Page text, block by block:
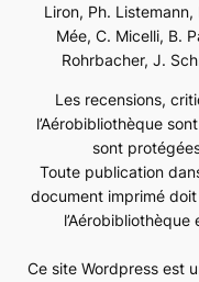
Liron, Ph.
Mée, C. Micelli, B.
Rohrbacher, J.
Les recensions,
l’Aérobibliothèque
sont
Toute publication
document imprimé doit
Ce site Wordpress est